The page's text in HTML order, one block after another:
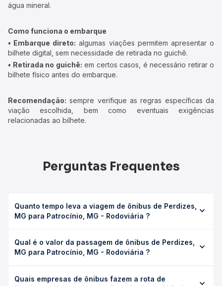
água mineral.
Como funciona o embarque
• Embarque direto: algumas viações permitem apresentar o
bilhete digital, sem necessidade de retirada no guichê.
• Retirada no guichê: em certos casos, é necessário retirar o
bilhete físico antes do embarque.
Recomendação: sempre verifique as regras específicas da
viação escolhida, bem como eventuais exigências
relacionadas ao bilhete.
Perguntas Frequentes
Quanto tempo leva a viagem de ônibus de Perdizes,
MG para Patrocínio, MG - Rodoviária ?
Rodoviária leva em média 1h 40min, podendo variar
conforme a viação, o tipo de serviço (convencional,
duração exata de cada opção na data desejada.
Qual é o valor da passagem de ônibus de Perdizes,
MG para Patrocínio, MG - Rodoviária ?
Patrocínio, MG - Rodoviária custa em média R$ 36,51 e
Quais empresas de ônibus fazem a rota de